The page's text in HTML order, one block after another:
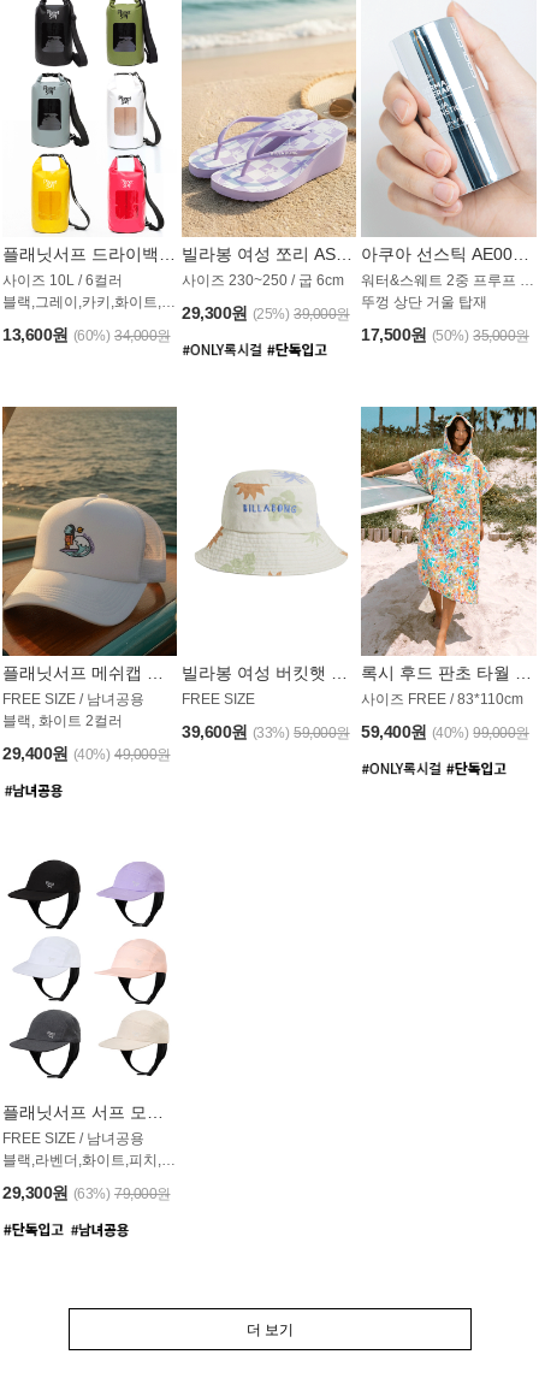
사이즈 10L / 6컬러
블랙,그레이,카키,화이트,옐로우,핑크
13,600원 (60%) 34,000원
사이즈 230~250 / 굽 6cm
29,300원 (25%) 39,000원
워터&스웨트 2중 프루프 / SPF 50+
뚜껑 상단 거울 탑재
17,500원 (50%) 35,000원
FREE SIZE / 남녀공용
블랙, 화이트 2컬러
29,400원 (40%) 49,000원
FREE SIZE
39,600원 (33%) 59,000원
사이즈 FREE / 83*110cm
59,400원 (40%) 99,000원
플래닛서프 서프 모자 UAC007PS
FREE SIZE / 남녀공용
블랙,라벤더,화이트,피치,그레이,오트밀 6컬러
29,300원 (63%) 79,000원
더 보기